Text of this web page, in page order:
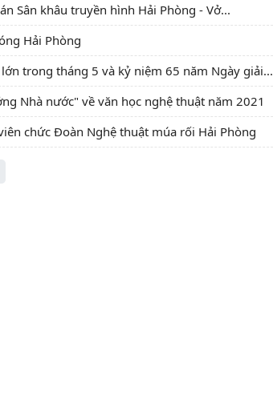
Sân khâu truyền hình Hải Phòng - Vở...
Hải Phòng
trong tháng 5 và kỷ niệm 65 năm Ngày giải...
Nhà nước" về văn học nghệ thuật năm 2021
chức Đoàn Nghệ thuật múa rối Hải Phòng